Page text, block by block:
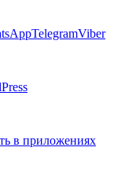
TelegramViber
в приложениях